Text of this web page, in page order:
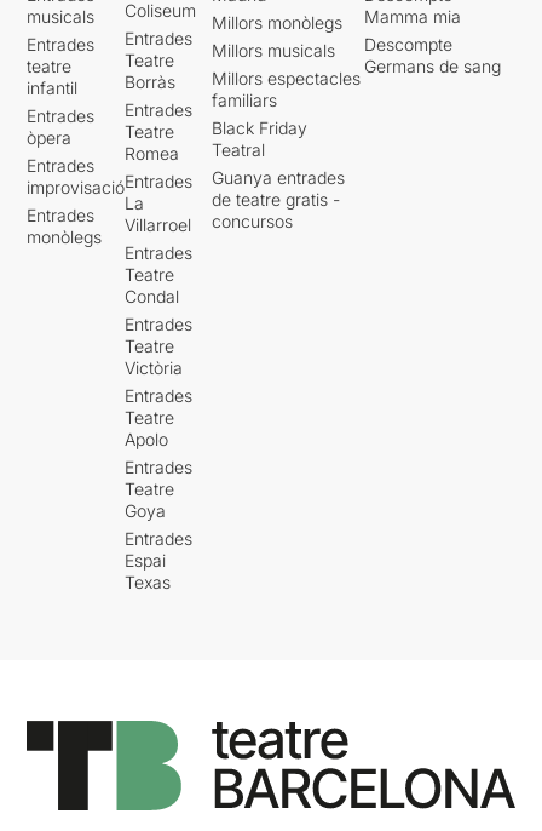
musicals
Entrades
teatre
infantil
Entrades
òpera
Entrades
improvisació
Entrades
monòlegs
Coliseum
Entrades
Teatre
Borràs
Entrades
Teatre
Romea
Entrades
La
Villarroel
Entrades
Teatre
Condal
Entrades
Teatre
Victòria
Entrades
Teatre
Apolo
Entrades
Teatre
Goya
Entrades
Espai
Texas
Millors monòlegs
Millors musicals
Millors espectacles
familiars
Black Friday
Teatral
Guanya entrades
de teatre gratis -
concursos
Mamma mia
Descompte
Germans de sang